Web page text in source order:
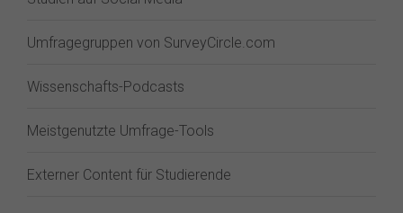
Umfragegruppen von SurveyCircle.com
Wissenschafts-Podcasts
Meistgenutzte Umfrage-Tools
Externer Content für Studierende